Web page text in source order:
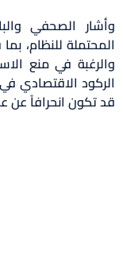
وأشار الصحفي
المحتملة للنظام،
والرغبة في منع
الركود الاقتصادي
قد تكون انحرافاً عن